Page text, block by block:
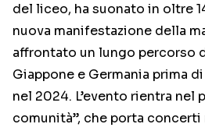
del liceo, ha suonato in oltre
nuova manifestazione della
affrontato un lungo percorso
Giappone e Germania prima
nel 2024. L’evento rientra nel
comunità”, che porta